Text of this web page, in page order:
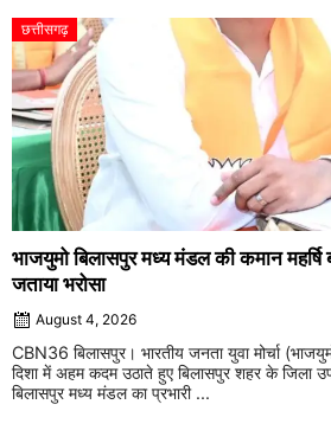
छत्तीसगढ़
भाजयुमो बिलासपुर मध्य मंडल की कमान
जताया भरोसा
August 4, 2026
CBN36 बिलासपुर। भारतीय जनता युवा मोर्चा
दिशा में अहम कदम उठाते हुए बिलासपुर शहर के जिला
बिलासपुर मध्य मंडल का प्रभारी ...